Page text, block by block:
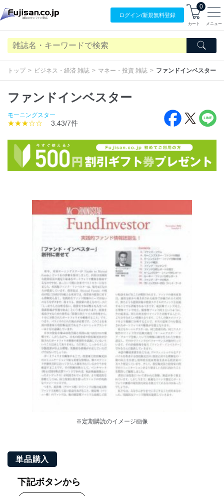
ログイン/新規無料登録
0
カート メニュー
トップ ビジネス・経済 雑誌 マネー・投資 雑誌 ファンドインベスター
ファンドインベスター
モーニングスター
★★★☆☆ 3.43/7件
※定期購読のイメージ画像
単品購入
下記ボタンから